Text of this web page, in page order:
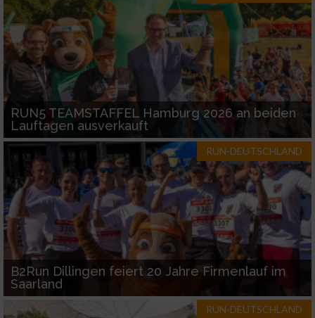
RUN5 TEAMSTAFFEL Hamburg 2026 an beiden
Lauftagen ausverkauft
RUN-DEUTSCHLAND
B2Run Dillingen feiert 20 Jahre Firmenlauf im
Saarland
RUN-DEUTSCHLAND